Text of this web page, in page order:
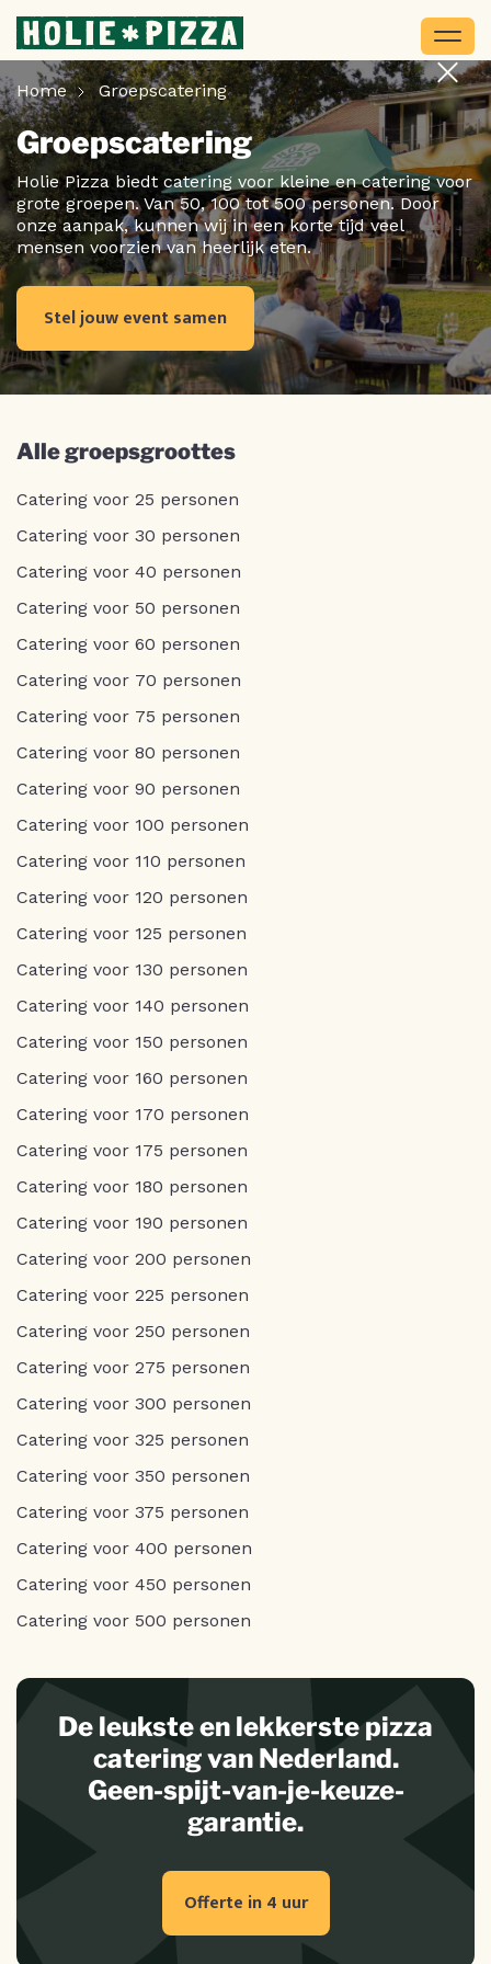
Home Groepscatering
Groepscatering
Holie Pizza biedt catering voor kleine en catering voor
grote groepen. Van 50, 100 tot 500 personen. Door
onze aanpak, kunnen wij in een korte tijd veel
mensen voorzien van heerlijk eten.
Stel jouw event samen
Alle groepsgroottes
Catering voor 25 personen
Catering voor 30 personen
Catering voor 40 personen
Catering voor 50 personen
Catering voor 60 personen
Catering voor 70 personen
Catering voor 75 personen
Catering voor 80 personen
Catering voor 90 personen
Catering voor 100 personen
Catering voor 110 personen
Catering voor 120 personen
Catering voor 125 personen
Catering voor 130 personen
Catering voor 140 personen
Catering voor 150 personen
Catering voor 160 personen
Catering voor 170 personen
Catering voor 175 personen
Catering voor 180 personen
Catering voor 190 personen
Catering voor 200 personen
Catering voor 225 personen
Catering voor 250 personen
Catering voor 275 personen
Catering voor 300 personen
Catering voor 325 personen
Catering voor 350 personen
Catering voor 375 personen
Catering voor 400 personen
Catering voor 450 personen
Catering voor 500 personen
De leukste en lekkerste pizza
catering van Nederland.
Geen-spijt-van-je-keuze-
garantie.
Offerte in 4 uur